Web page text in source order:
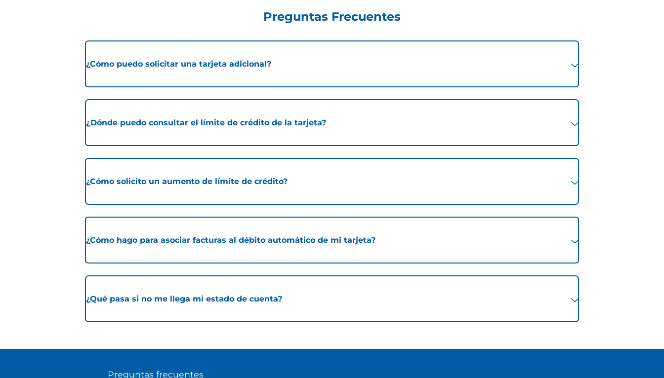
Preguntas Frecuentes
¿Cómo puedo solicitar una tarjeta adicional?
¿Dónde puedo consultar el límite de crédito de la tarjeta?
¿Cómo solicito un aumento de límite de crédito?
¿Cómo hago para asociar facturas al débito automático de mi tarjeta?
¿Qué pasa si no me llega mi estado de cuenta?
Preguntas frecuentes